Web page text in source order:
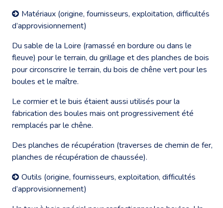
Matériaux (origine, fournisseurs, exploitation, difficultés
d’approvisionnement)
Du sable de la Loire (ramassé en bordure ou dans le
fleuve) pour le terrain, du grillage et des planches de bois
pour circonscrire le terrain, du bois de chêne vert pour les
boules et le maître.
Le cormier et le buis étaient aussi utilisés pour la
fabrication des boules mais ont progressivement été
remplacés par le chêne.
Des planches de récupération (traverses de chemin de fer,
planches de récupération de chaussée).
Outils (origine, fournisseurs, exploitation, difficultés
d’approvisionnement)